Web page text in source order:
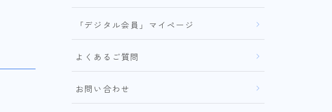
「デジタル会員」マイページ
よくあるご質問
お問い合わせ